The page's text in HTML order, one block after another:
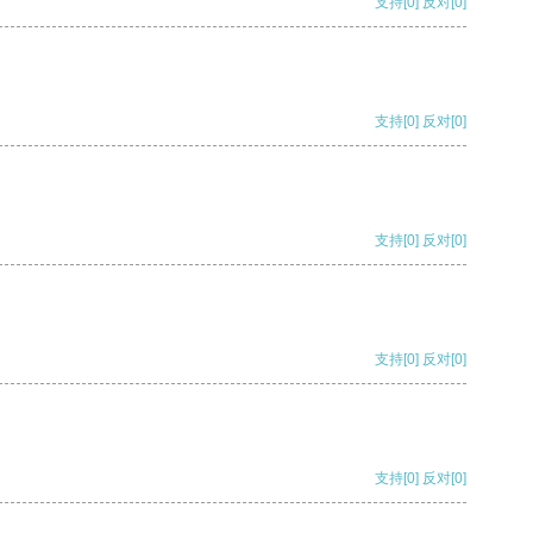
支持[0] 反对[0]
支持[0] 反对[0]
支持[0] 反对[0]
支持[0] 反对[0]